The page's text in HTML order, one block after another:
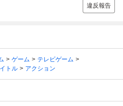
違反報告
ゲーム
テレビゲーム
トル アクション